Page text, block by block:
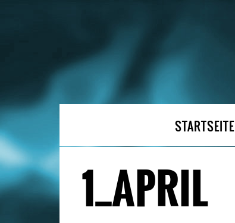
STARTSEITE
1_APRIL